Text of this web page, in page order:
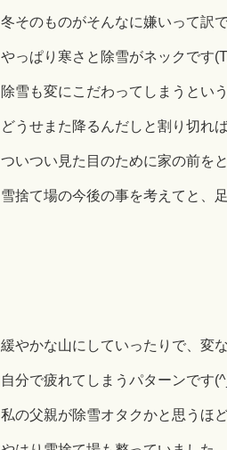
冬そのものがそんなに嫌いって訳
やっぱり寒さと除雪がネックです
除雪も変にこだわってしまうという
どうせまた降るんだしと割り切れ
ついつい見た目のために家の前を
雪捨て場の今後の事を考えてと、
緩やかな山にしていったりで、変
自分で疲れてしまうパターンです
私の父親が除雪オタクかと思うほ